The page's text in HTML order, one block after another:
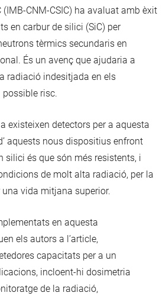
(IMB-CNM-CSIC) ha avaluat amb èxit
en carbur de silici (SiC) per
tèrmics secundaris en
És un avenç que ajudaria a
radiació indesitjada en els
risc.
existeixen detectors per a aquesta
aquests nous dispositius enfront
silici és que són més resistents, i
de molt alta radiació, per la
vida mitjana superior.
en aquesta
els autors a l’article,
capacitats per a un
incloent-hi dosimetria
de la radiació,